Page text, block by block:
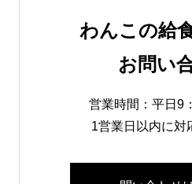
わんこの給
お問い
営業時間：平日9
1営業日以内に対